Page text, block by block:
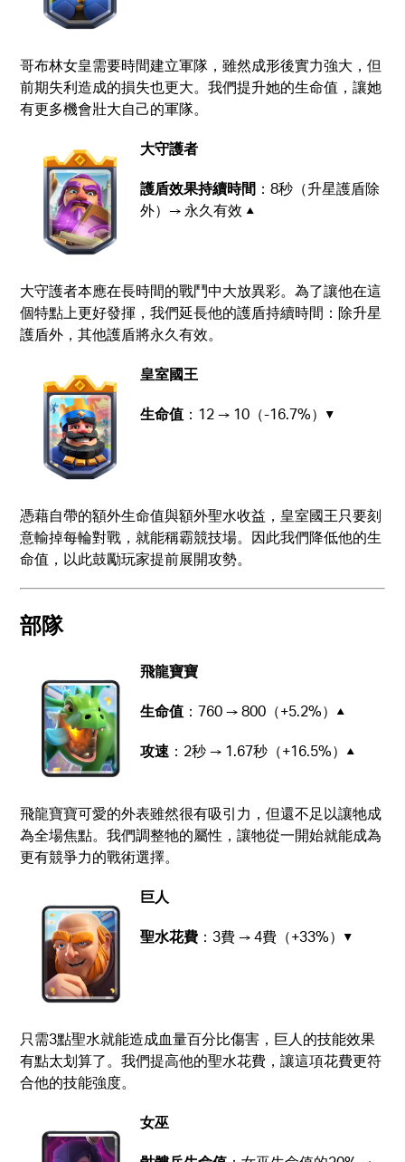
哥布林女皇需要時間建立軍隊，雖然成形後實力強大，但
前期失利造成的損失也更大。我們提升她的生命值，讓她
有更多機會壯大自己的軍隊。
大守護者
護盾效果持續時間 ：8秒（升星護盾除
外）→ 永久有效 ▲
大守護者本應在長時間的戰鬥中大放異彩。為了讓他在這
個特點上更好發揮，我們延長他的護盾持續時間：除升星
護盾外，其他護盾將永久有效。
皇室國王
生命值 ：12 → 10（-16.7%）▼
憑藉自帶的額外生命值與額外聖水收益，皇室國王只要刻
意輸掉每輪對戰，就能稱霸競技場。因此我們降低他的生
命值，以此鼓勵玩家提前展開攻勢。
部隊
飛龍寶寶
生命值 ：760 → 800（+5.2%）▲
攻速 ：2秒 → 1.67秒（+16.5%）▲
飛龍寶寶可愛的外表雖然很有吸引力，但還不足以讓牠成
為全場焦點。我們調整牠的屬性，讓牠從一開始就能成為
更有競爭力的戰術選擇。
巨人
聖水花費 ：3費 → 4費（+33%）▼
只需3點聖水就能造成血量百分比傷害，巨人的技能效果
有點太划算了。我們提高他的聖水花費，讓這項花費更符
合他的技能強度。
女巫